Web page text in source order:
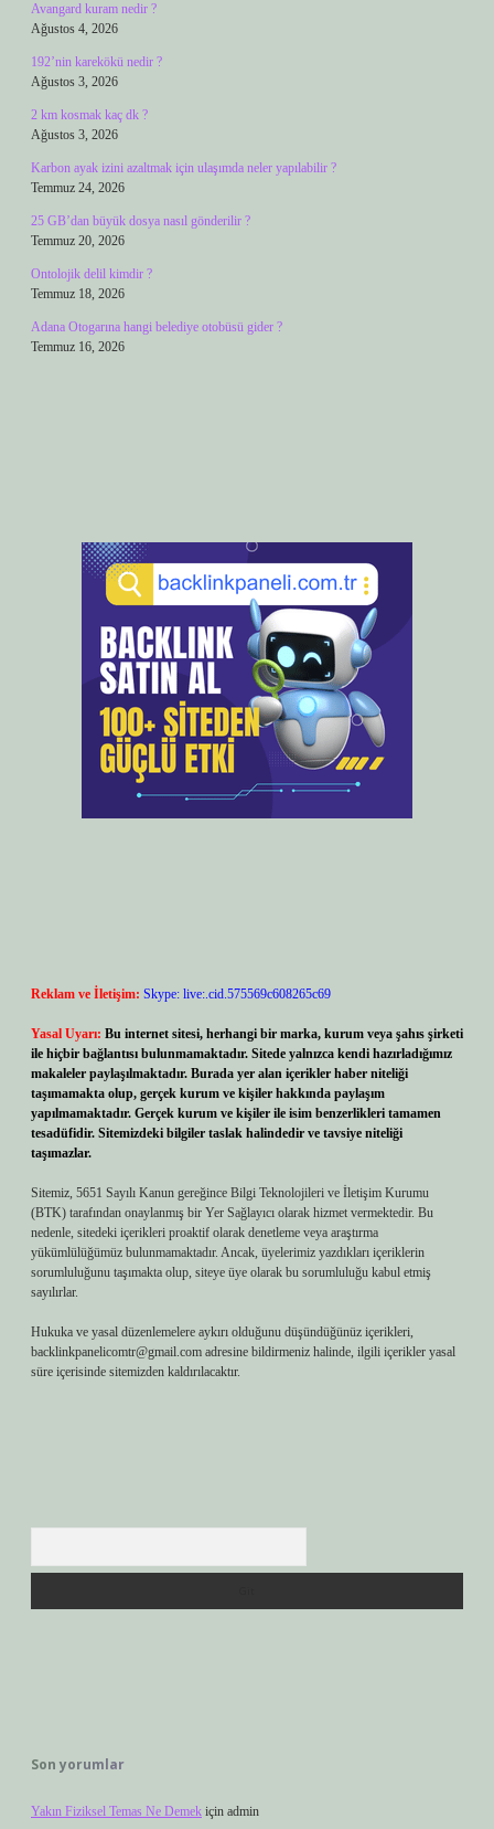
Avangard kuram nedir ?
Ağustos 4, 2026
192’nin karekökü nedir ?
Ağustos 3, 2026
2 km kosmak kaç dk ?
Ağustos 3, 2026
Karbon ayak izini azaltmak için ulaşımda neler yapılabilir ?
Temmuz 24, 2026
25 GB’dan büyük dosya nasıl gönderilir ?
Temmuz 20, 2026
Ontolojik delil kimdir ?
Temmuz 18, 2026
Adana Otogarına hangi belediye otobüsü gider ?
Temmuz 16, 2026
Reklam ve İletişim: Skype: live:.cid.575569c608265c69
Yasal Uyarı: Bu internet sitesi, herhangi bir marka, kurum veya şahıs şirketi
ile hiçbir bağlantısı bulunmamaktadır. Sitede yalnızca kendi hazırladığımız
makaleler paylaşılmaktadır. Burada yer alan içerikler haber niteliği
taşımamakta olup, gerçek kurum ve kişiler hakkında paylaşım
yapılmamaktadır. Gerçek kurum ve kişiler ile isim benzerlikleri tamamen
tesadüfidir. Sitemizdeki bilgiler taslak halindedir ve tavsiye niteliği
taşımazlar.
Sitemiz, 5651 Sayılı Kanun gereğince Bilgi Teknolojileri ve İletişim Kurumu
(BTK) tarafından onaylanmış bir Yer Sağlayıcı olarak hizmet vermektedir. Bu
nedenle, sitedeki içerikleri proaktif olarak denetleme veya araştırma
yükümlülüğümüz bulunmamaktadır. Ancak, üyelerimiz yazdıkları içeriklerin
sorumluluğunu taşımakta olup, siteye üye olarak bu sorumluluğu kabul etmiş
sayılırlar.
Hukuka ve yasal düzenlemelere aykırı olduğunu düşündüğünüz içerikleri,
backlinkpanelicomtr@gmail.com adresine bildirmeniz halinde, ilgili içerikler yasal
süre içerisinde sitemizden kaldırılacaktır.
Son yorumlar
Yakın Fiziksel Temas Ne Demek için admin